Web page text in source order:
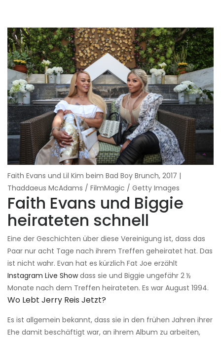
Faith Evans und Lil Kim beim Bad Boy Brunch, 2017 |
Thaddaeus McAdams / FilmMagic / Getty Images
Faith Evans und Biggie
heirateten schnell
Eine der Geschichten über diese Vereinigung ist, dass das
Paar nur acht Tage nach ihrem Treffen geheiratet hat. Das
ist nicht wahr. Evan hat es kürzlich Fat Joe erzählt
Instagram Live Showdass sie und Biggie ungefähr 2 ½
Monate nach dem Treffen heirateten. Es war August 1994.
Wo Lebt Jerry Reis Jetzt?
Es ist allgemein bekannt, dass sie in den frühen Jahren ihrer
Ehe damit beschäftigt war, an ihrem Album zu arbeiten,